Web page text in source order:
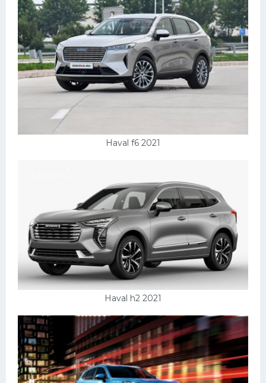
Haval f6 2021
Haval h2 2021
Ауди
Гараж
Русские авто
Вольво
Дэу
Скания
Форд
Черри
Джили
Хавал
Кавасаки
Инфинити